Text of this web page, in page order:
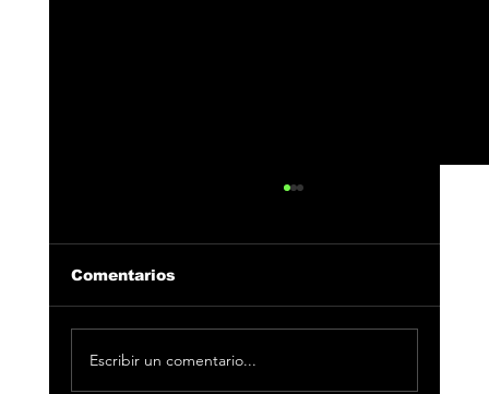
Comentarios
Escribir un comentario...